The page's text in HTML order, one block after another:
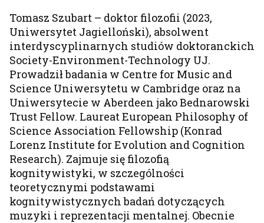
Tomasz Szubart – doktor filozofii (2023,
Uniwersytet Jagielloński), absolwent
interdyscyplinarnych studiów doktoranckich
Society-Environment-Technology UJ.
Prowadził badania w Centre for Music and
Science Uniwersytetu w Cambridge oraz na
Uniwersytecie w Aberdeen jako Bednarowski
Trust Fellow. Laureat European Philosophy of
Science Association Fellowship (Konrad
Lorenz Institute for Evolution and Cognition
Research). Zajmuje się filozofią
kognitywistyki, w szczególności
teoretycznymi podstawami
kognitywistycznych badań dotyczących
muzyki i reprezentacji mentalnej. Obecnie